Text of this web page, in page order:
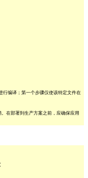
行编译；第一个步骤仅使该特定文件在
在部署到生产方案之前，应确保应用